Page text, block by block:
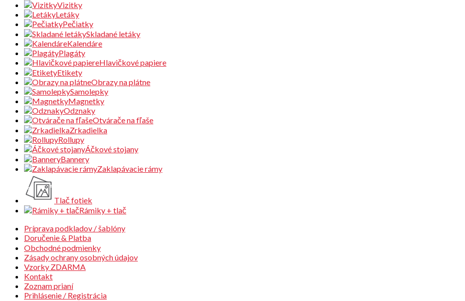
Vizitky
Letáky
Pečiatky
Skladané letáky
Kalendáre
Plagáty
Hlavičkové papiere
Etikety
Obrazy na plátne
Samolepky
Magnetky
Odznaky
Otvárače na fľaše
Zrkadielka
Rollupy
Áčkové stojany
Bannery
Zaklapávacie rámy
Tlač fotiek
Rámiky + tlač
Príprava podkladov / šablóny
Doručenie & Platba
Obchodné podmienky
Zásady ochrany osobných údajov
Vzorky ZDARMA
Kontakt
Zoznam prianí
Prihlásenie / Registrácia